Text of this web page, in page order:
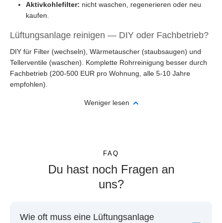
Aktivkohlefilter: nicht waschen, regenerieren oder neu
kaufen.
Lüftungsanlage reinigen — DIY oder Fachbetrieb?
DIY für Filter (wechseln), Wärmetauscher (staubsaugen) und
Tellerventile (waschen). Komplette Rohrreinigung besser durch
Fachbetrieb (200-500 EUR pro Wohnung, alle 5-10 Jahre
empfohlen).
Weniger lesen
FAQ
Du hast noch Fragen an
uns?
Wie oft muss eine Lüftungsanlage